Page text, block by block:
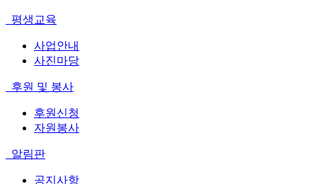
평생교육
사업안내
사진마당
후원 및 봉사
후원신청
자원봉사
알림판
공지사항